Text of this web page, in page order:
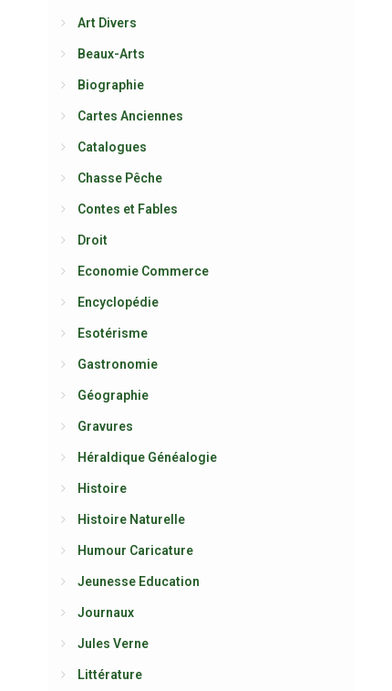
Art Divers
Beaux-Arts
Biographie
Cartes Anciennes
Catalogues
Chasse Pêche
Contes et Fables
Droit
Economie Commerce
Encyclopédie
Esotérisme
Gastronomie
Géographie
Gravures
Héraldique Généalogie
Histoire
Histoire Naturelle
Humour Caricature
Jeunesse Education
Journaux
Jules Verne
Littérature